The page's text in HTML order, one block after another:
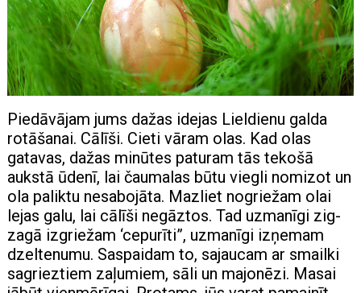
Piedāvājam jums dažas idejas Lieldienu galda
rotāšanai. Cālīši. Cieti vāram olas. Kad olas
gatavas, dažas minūtes paturam tās tekošā
aukstā ūdenī, lai čaumalas būtu viegli nomizot un
ola paliktu nesabojāta. Mazliet nogriežam olai
lejas galu, lai cālīši negāztos. Tad uzmanīgi zig-
zagā izgriežam ‘cepurīti”, uzmanīgi izņemam
dzeltenumu. Saspaidam to, sajaucam ar smailki
sagrieztiem zaļumiem, sāli un majonēzi. Masai